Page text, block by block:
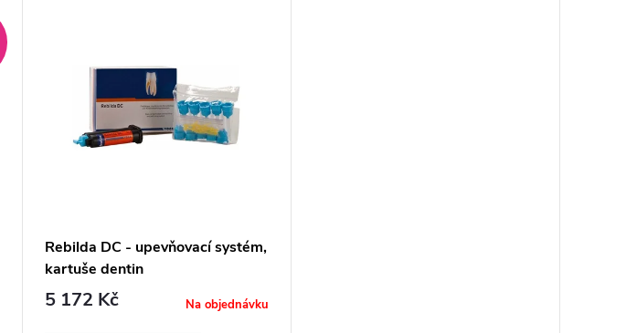
Rebilda DC - upevňovací systém,
kartuše dentin
5 172 Kč Na objednávku